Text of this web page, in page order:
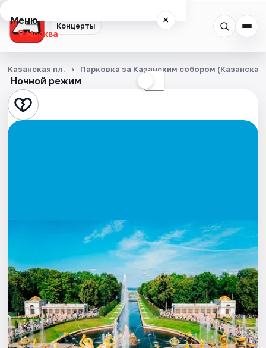
Концерты
Меню ×
Москва
Концерты
Города
Ночной режим ☾
Казанская пл. Парковка за Казанским собором (Казанская